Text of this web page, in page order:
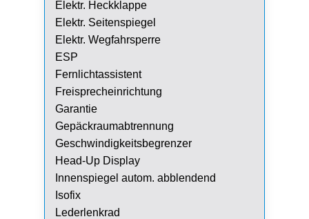
Elektr. Heckklappe
Elektr. Seitenspiegel
Elektr. Wegfahrsperre
ESP
Fernlichtassistent
Freisprecheinrichtung
Garantie
Gepäckraumabtrennung
Geschwindigkeitsbegrenzer
Head-Up Display
Innenspiegel autom. abblendend
Isofix
Lederlenkrad